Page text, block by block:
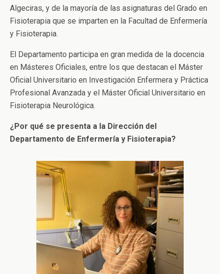
Algeciras, y de la mayoría de las asignaturas del Grado en
Fisioterapia que se imparten en la Facultad de Enfermería
y Fisioterapia.
El Departamento participa en gran medida de la docencia
en Másteres Oficiales, entre los que destacan el Máster
Oficial Universitario en Investigación Enfermera y Práctica
Profesional Avanzada y el Máster Oficial Universitario en
Fisioterapia Neurológica.
¿Por qué se presenta a la Dirección del
Departamento de Enfermería y Fisioterapia?